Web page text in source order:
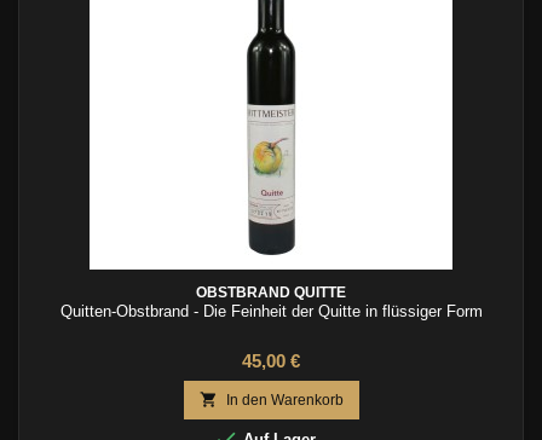
OBSTBRAND QUITTE
Quitten-Obstbrand - Die Feinheit der Quitte in flüssiger Form
45,00 €
 In den Warenkorb